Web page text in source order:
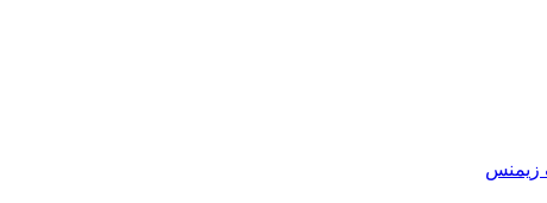
زیمنس